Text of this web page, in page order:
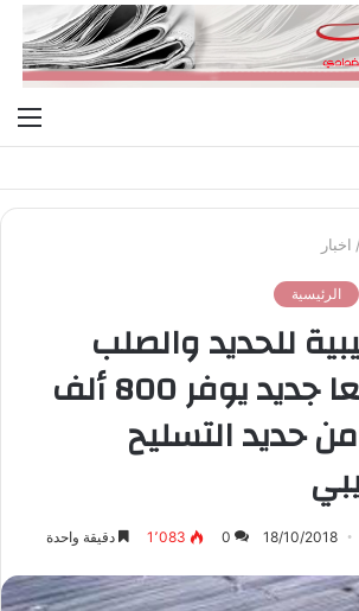
/ اخبار
الرئيسية
للحديد والصلب
تفتتح مصنعا جديد يوفر 800 ألف
حديد التسليح
18/10/2018
0 1٬083 دقيقة واحدة